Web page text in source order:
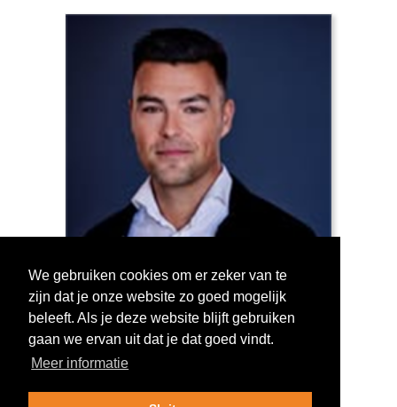
Log in om te stemmen!
We gebruiken cookies om er zeker van te
zijn dat je onze website zo goed mogelijk
beleeft. Als je deze website blijft gebruiken
gaan we ervan uit dat je dat goed vindt.
Meer informatie